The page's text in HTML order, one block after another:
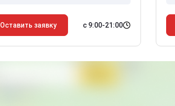
Оставить заявку с 9:00-21:00